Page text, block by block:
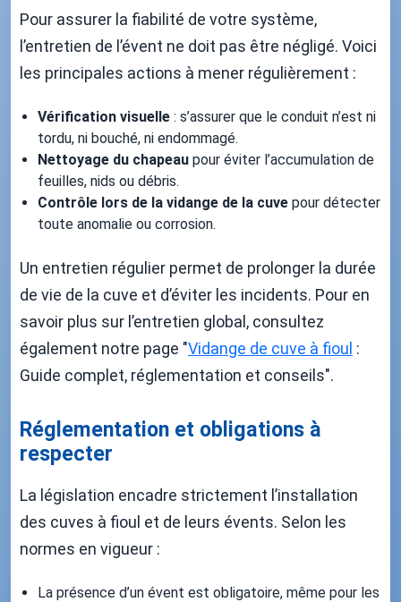
Pour assurer la fiabilité de votre système,
l’entretien de l’évent ne doit pas être négligé. Voici
les principales actions à mener régulièrement :
Vérification visuelle : s’assurer que le conduit n’est ni
tordu, ni bouché, ni endommagé.
Nettoyage du chapeau pour éviter l’accumulation de
feuilles, nids ou débris.
Contrôle lors de la vidange de la cuve pour détecter
toute anomalie ou corrosion.
Un entretien régulier permet de prolonger la durée
de vie de la cuve et d’éviter les incidents. Pour en
savoir plus sur l’entretien global, consultez
également notre page "Vidange de cuve à fioul :
Guide complet, réglementation et conseils".
Réglementation et obligations à
respecter
La législation encadre strictement l’installation
des cuves à fioul et de leurs évents. Selon les
normes en vigueur :
La présence d’un évent est obligatoire, même pour les